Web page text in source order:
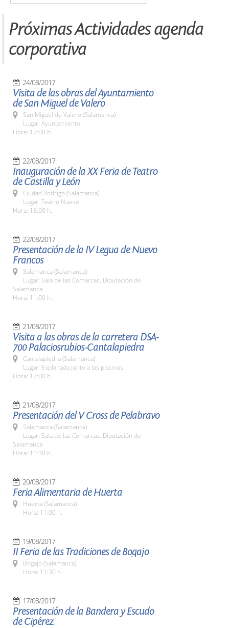
Próximas Actividades agenda
corporativa
24/08/2017
Visita de las obras del Ayuntamiento
de San Miguel de Valero
San Miguel de Valero (Salamanca)
Lugar: Ayuntamiento
Hora: 12:00 h.
22/08/2017
Inauguración de la XX Feria de Teatro
de Castilla y León
Ciudad Rodrigo (Salamanca)
Lugar: Teatro Nuevo
Hora: 18:00 h.
22/08/2017
Presentación de la IV Legua de Nuevo
Francos
Salamanca (Salamanca)
Lugar: Sala de las Comarcas. Diputación de
Salamanca
Hora: 11:00 h.
21/08/2017
Visita a las obras de la carretera DSA-
700 Palaciosrubios-Cantalapiedra
Cantalapiedra (Salamanca)
Lugar: Explanada junto a las piscinas
Hora: 12:00 h.
21/08/2017
Presentación del V Cross de Pelabravo
Salamanca (Salamanca)
Lugar: Sala de las Comarcas. Diputación de
Salamanca
Hora: 11:30 h.
20/08/2017
Feria Alimentaria de Huerta
Huerta (Salamanca)
Hora: 11:00 h.
19/08/2017
II Feria de las Tradiciones de Bogajo
Bogajo (Salamanca)
Hora: 11:30 h.
17/08/2017
Presentación de la Bandera y Escudo
de Cipérez